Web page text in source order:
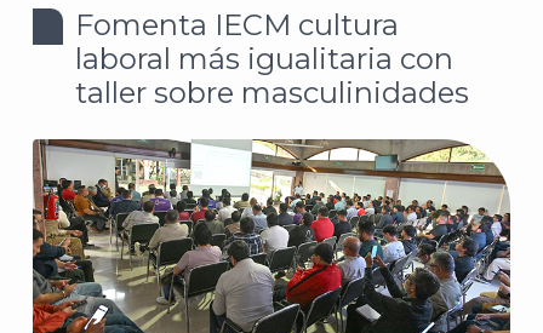
Fomenta IECM cultura
laboral más igualitaria con
taller sobre masculinidades